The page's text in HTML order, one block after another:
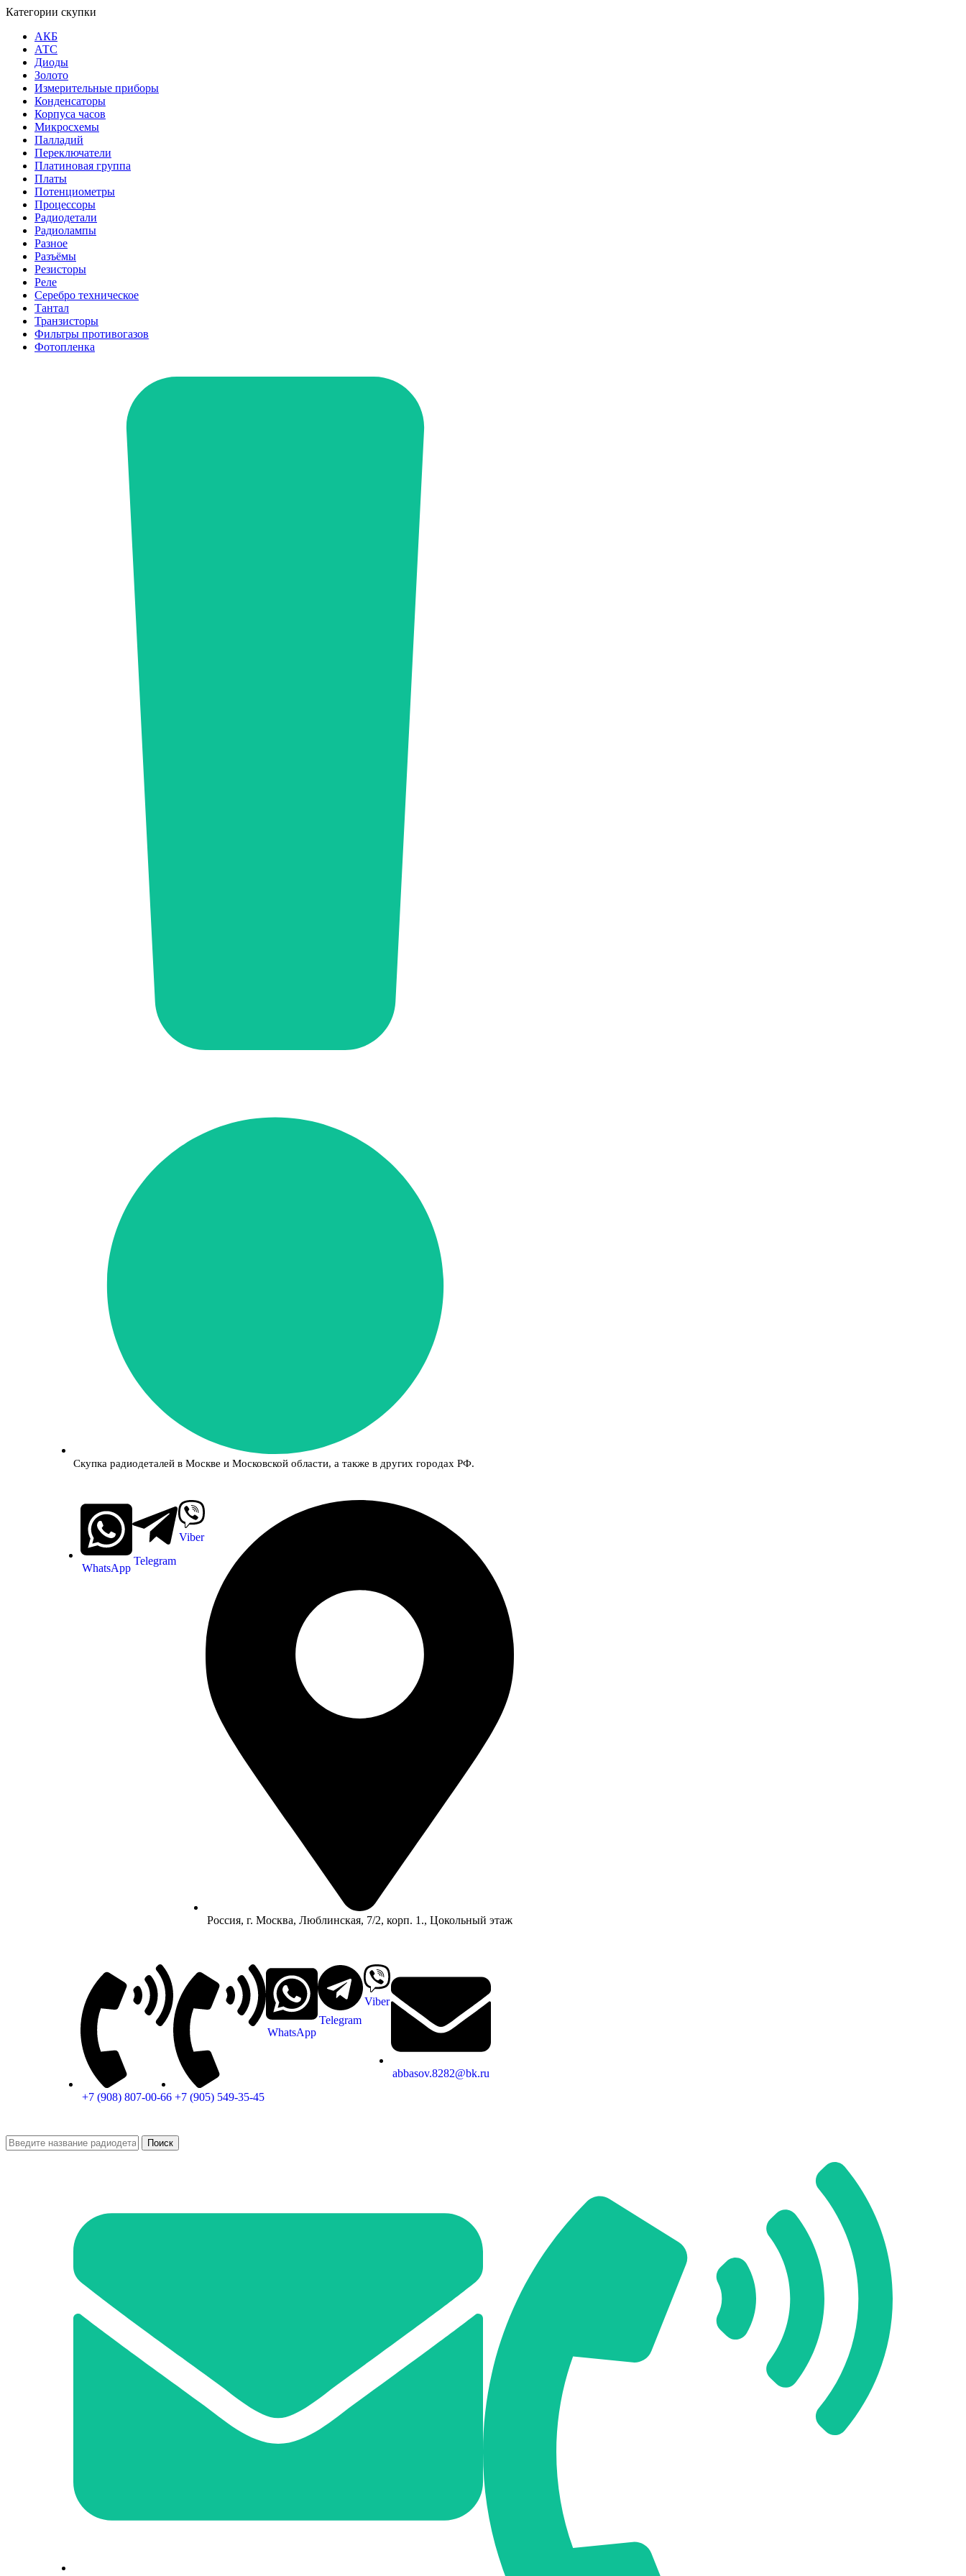
Категории скупки
АКБ
АТС
Диоды
Золото
Измерительные приборы
Конденсаторы
Корпуса часов
Микросхемы
Палладий
Переключатели
Платиновая группа
Платы
Потенциометры
Процессоры
Радиодетали
Радиолампы
Разное
Разъёмы
Резисторы
Реле
Серебро техническое
Тантал
Транзисторы
Фильтры противогазов
Фотопленка
Скупка радиодеталей в Москве и Московской области, а также в других городах РФ.
WhatsApp
Telegram
Viber
Россия, г. Москва, Люблинская, 7/2, корп. 1., Цокольный этаж
+7 (908) 807-00-66 +7 (905) 549-35-45
WhatsApp
Telegram
Viber
abbasov.8282@bk.ru
Поиск